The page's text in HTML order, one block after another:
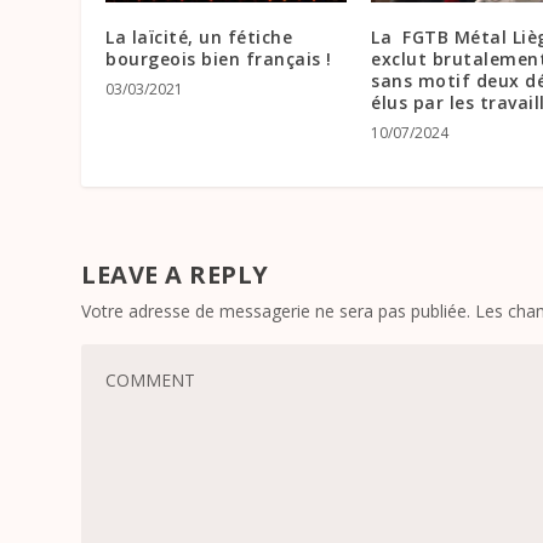
La laïcité, un fétiche
bourgeois bien français !
03/03/2021
La FGTB Métal
exclut
sans motif deux
élus par les
10/07/2024
LEAVE A REPLY
Votre adresse de messagerie ne sera pas publiée. Les